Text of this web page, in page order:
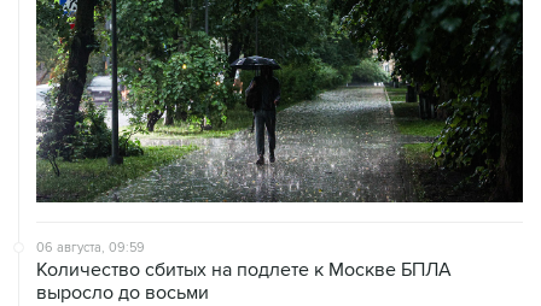
06 августа, 09:59
Количество сбитых на подлете к Москве БПЛА
выросло до восьми